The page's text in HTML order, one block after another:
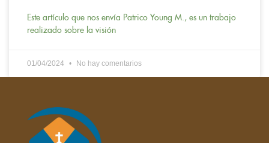
Este artículo que nos envía Patrico Young M., es un trabajo
realizado sobre la visión
01/04/2024 No hay comentarios